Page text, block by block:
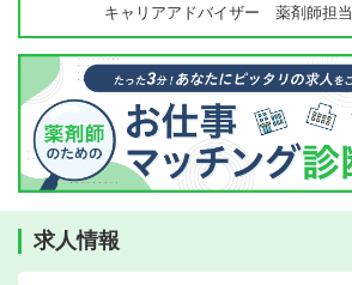
キャリアアドバイザー 薬剤師担当
求人情報